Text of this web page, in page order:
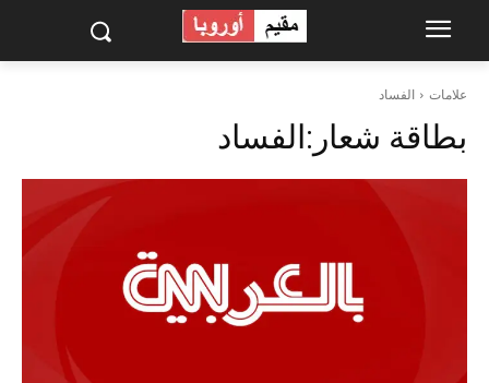
علامات الفساد
بطاقة شعار:الفساد